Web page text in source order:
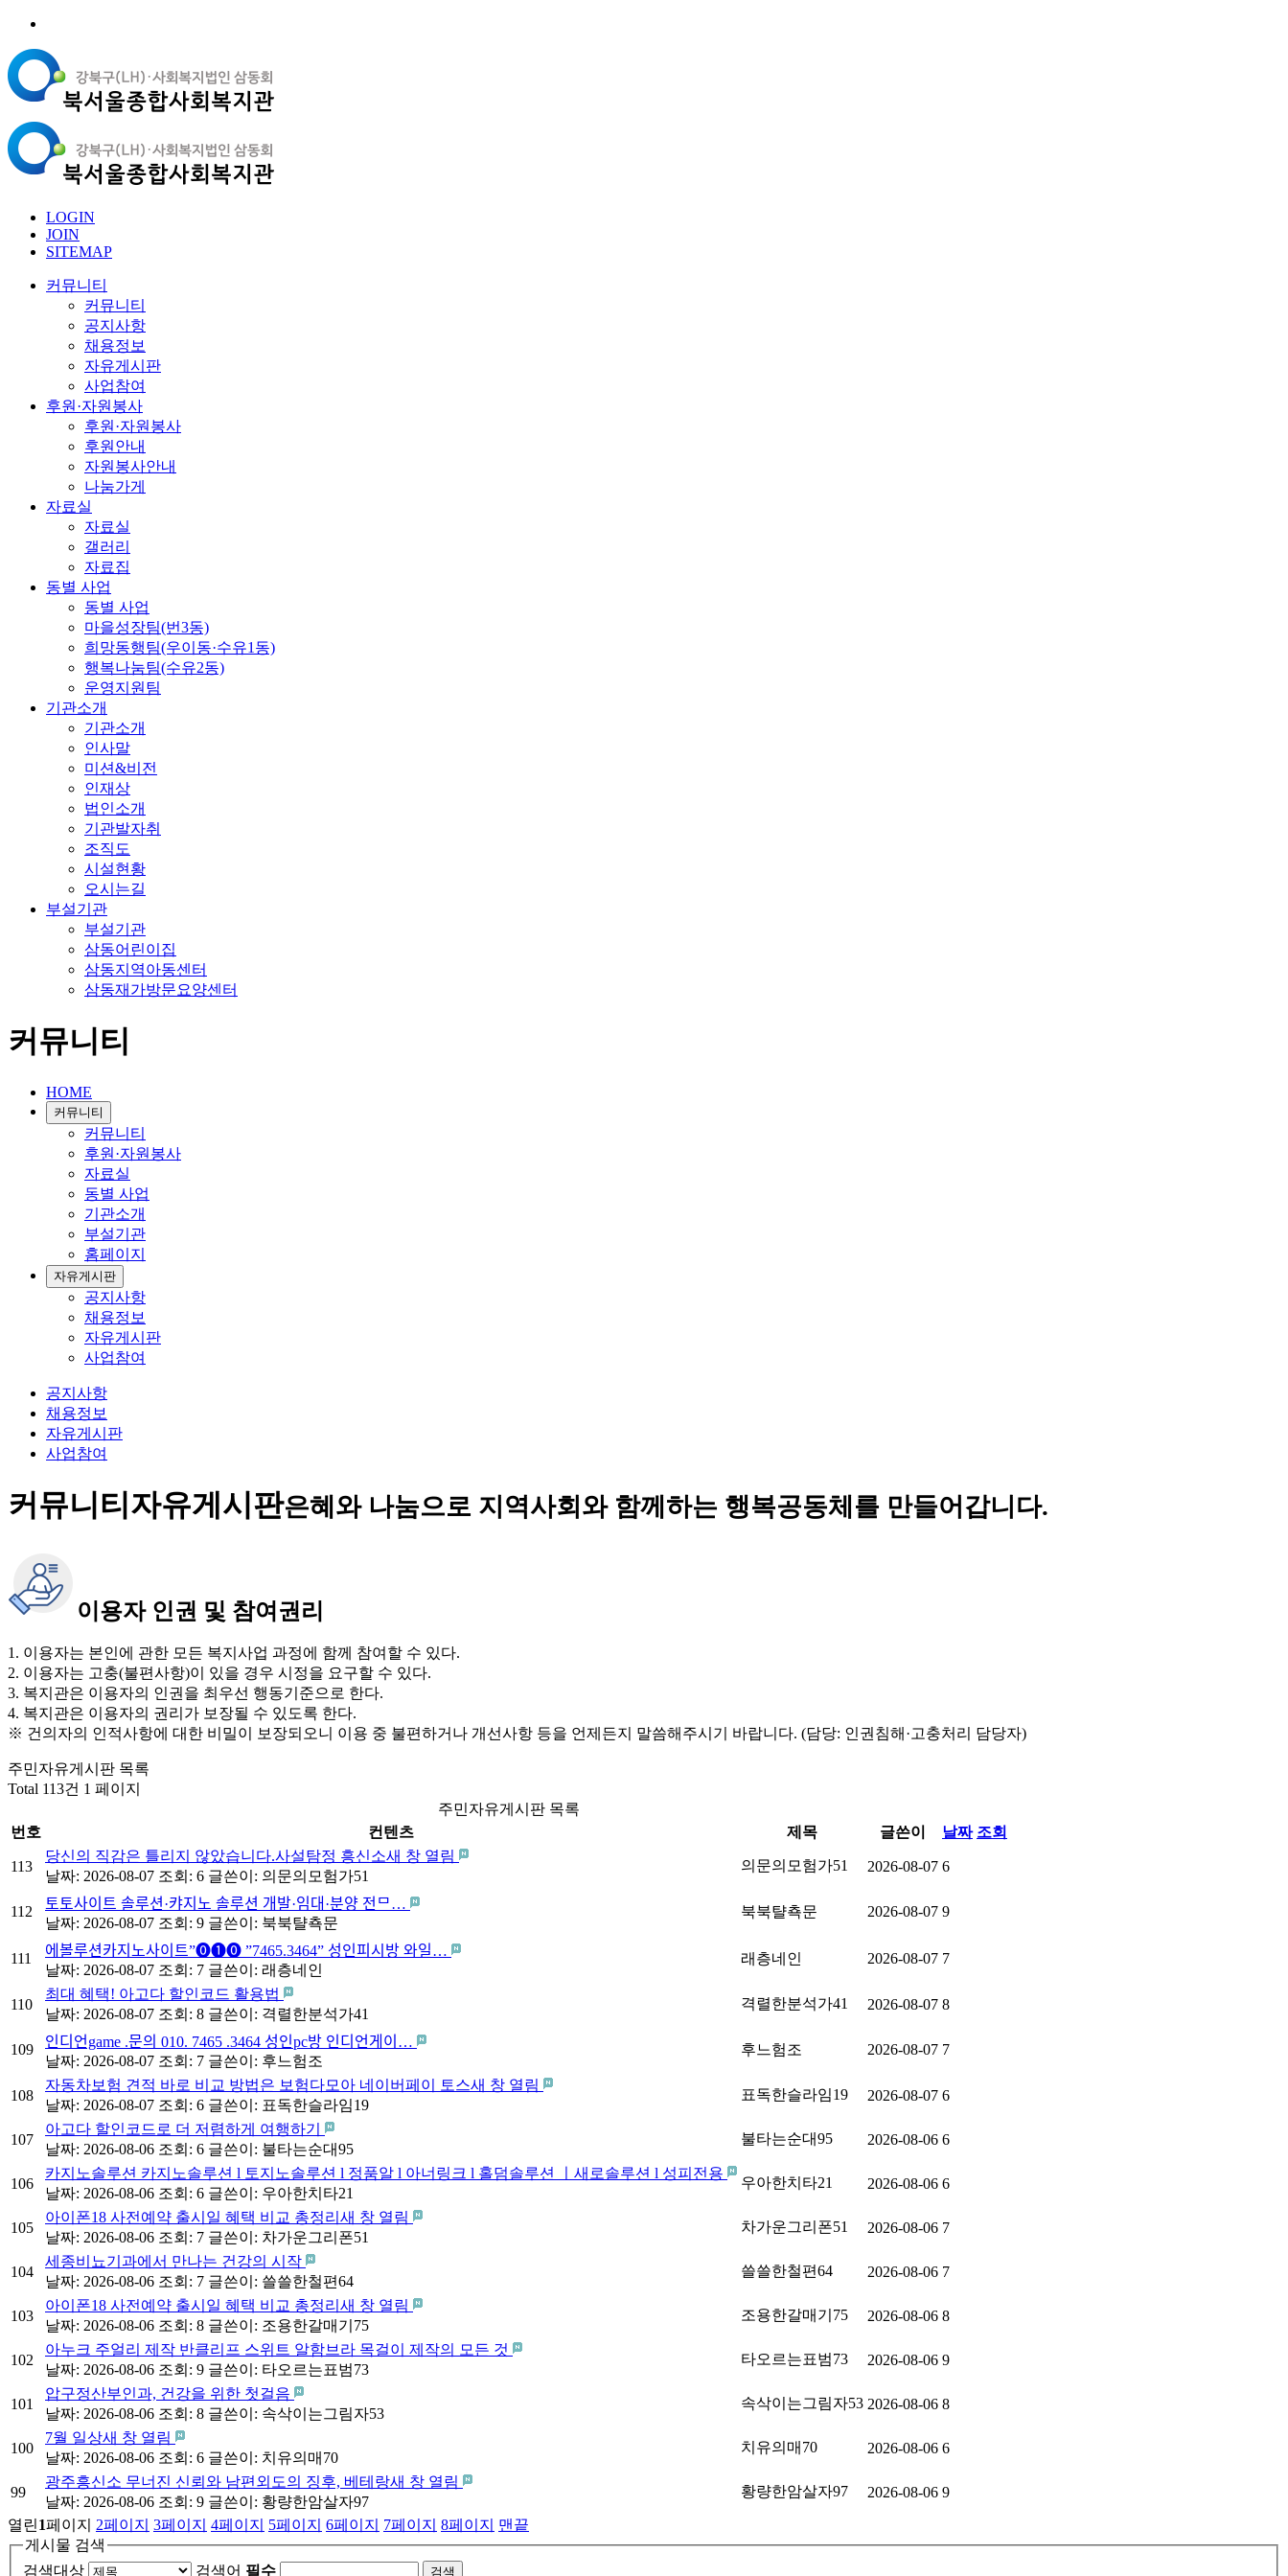
LOGIN
JOIN
SITEMAP
커뮤니티
커뮤니티
공지사항
채용정보
자유게시판
사업참여
후원·자원봉사
후원·자원봉사
후원안내
자원봉사안내
나눔가게
자료실
자료실
갤러리
자료집
동별 사업
동별 사업
마을성장팀(번3동)
희망동행팀(우이동·수유1동)
행복나눔팀(수유2동)
운영지원팀
기관소개
기관소개
인사말
미션&비전
인재상
법인소개
기관발자취
조직도
시설현황
오시는길
부설기관
부설기관
삼동어린이집
삼동지역아동센터
삼동재가방문요양센터
커뮤니티
HOME
커뮤니티
커뮤니티
후원·자원봉사
자료실
동별 사업
기관소개
부설기관
홈페이지
자유게시판
공지사항
채용정보
자유게시판
사업참여
공지사항
채용정보
자유게시판
사업참여
커뮤니티자유게시판은혜와 나눔으로 지역사회와 함께하는 행복공동체를 만들어갑니다.
이용자 인권 및 참여권리
1. 이용자는 본인에 관한 모든 복지사업 과정에 함께 참여할 수 있다.
2. 이용자는 고충(불편사항)이 있을 경우 시정을 요구할 수 있다.
3. 복지관은 이용자의 인권을 최우선 행동기준으로 한다.
4. 복지관은 이용자의 권리가 보장될 수 있도록 한다.
※ 건의자의 인적사항에 대한 비밀이 보장되오니 이용 중 불편하거나 개선사항 등을 언제든지 말씀해주시기 바랍니다. (담당: 인권침해·고충처리 담당자)
주민자유게시판 목록
Total 113건 1 페이지
주민자유게시판 목록
번호
컨텐츠 제목 글쓴이 날짜 조회
113
당신의 직감은 틀리지 않았습니다.사설탐정 흥신소새 창 열림
날짜: 2026-08-07 조회: 6 글쓴이: 의문의모험가51
의문의모험가51 2026-08-07 6
112
토­토사이트 솔루션·캬지노 솔루션 개발·임대·분양 전ᄆ…
날짜: 2026-08-07 조회: 9 글쓴이: 북북턀쵹문
북북턀쵹문 2026-08-07 9
111
에볼루션카­지노사이트”⓿❶⓿ ”7465.3464” 성인피시방 와일…
날짜: 2026-08-07 조회: 7 글쓴이: 래층네인
래층네인 2026-08-07 7
110
최대 혜택! 아고다 할인코드 활용법
날짜: 2026-08-07 조회: 8 글쓴이: 격렬한분석가41
격렬한분석가41 2026-08-07 8
109
인디언game .문의 010. 7465 .3464 성인pc방 인디언게이…
날짜: 2026-08-07 조회: 7 글쓴이: 후느험조
후느험조 2026-08-07 7
108
자동차보험 견적 바로 비교 방법은 보험다모아 네이버페이 토스새 창 열림
날짜: 2026-08-07 조회: 6 글쓴이: 표독한슬라임19
표독한슬라임19 2026-08-07 6
107
아고다 할인코드로 더 저렴하게 여행하기
날짜: 2026-08-06 조회: 6 글쓴이: 불타는순대95
불타는순대95 2026-08-06 6
106
카지노솔루션 카지노솔루션 l 토지노솔루션 l 정품알 l 아너링크 l 홀덤솔루션 ㅣ새로솔루션 l 성피전용
날짜: 2026-08-06 조회: 6 글쓴이: 우아한치타21
우아한치타21 2026-08-06 6
105
아이폰18 사전예약 출시일 혜택 비교 총정리새 창 열림
날짜: 2026-08-06 조회: 7 글쓴이: 차가운그리폰51
차가운그리폰51 2026-08-06 7
104
세종비뇨기과에서 만나는 건강의 시작
날짜: 2026-08-06 조회: 7 글쓴이: 쓸쓸한철편64
쓸쓸한철편64 2026-08-06 7
103
아이폰18 사전예약 출시일 혜택 비교 총정리새 창 열림
날짜: 2026-08-06 조회: 8 글쓴이: 조용한갈매기75
조용한갈매기75 2026-08-06 8
102
아누크 주얼리 제작 반클리프 스위트 알함브라 목걸이 제작의 모든 것
날짜: 2026-08-06 조회: 9 글쓴이: 타오르는표범73
타오르는표범73 2026-08-06 9
101
압구정산부인과, 건강을 위한 첫걸음
날짜: 2026-08-06 조회: 8 글쓴이: 속삭이는그림자53
속삭이는그림자53 2026-08-06 8
100
7월 일상새 창 열림
날짜: 2026-08-06 조회: 6 글쓴이: 치유의매70
치유의매70 2026-08-06 6
99
광주흥신소 무너진 신뢰와 남편외도의 징후, 베테랑새 창 열림
날짜: 2026-08-06 조회: 9 글쓴이: 황량한암살자97
황량한암살자97 2026-08-06 9
열린1페이지 2페이지 3페이지 4페이지 5페이지 6페이지 7페이지 8페이지
맨끝
게시물 검색
검색대상
검색어 필수